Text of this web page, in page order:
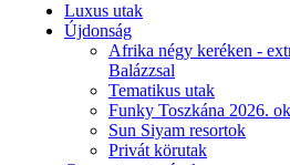
Luxus utak
Újdonság
Afrika négy keréken -
Balázzsal
Tematikus utak
Funky Toszkána 2026.
Sun Siyam resortok
Privát körutak